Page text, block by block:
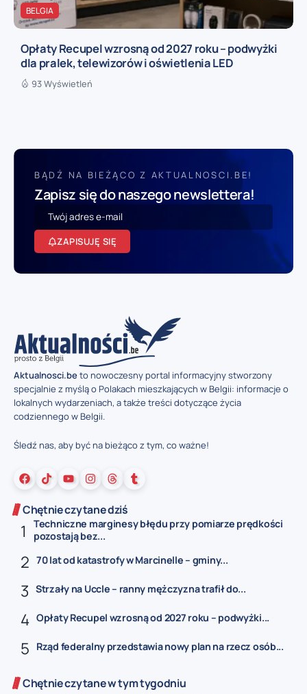
BELGIA
Opłaty Recupel wzrosną od 2027 roku – podwyżki
dla pralek, telewizorów i oświetlenia LED
93 Wyświetleń
BĄDŹ NA BIEŻĄCO Z AKTUALNOSCI.BE!
Zapisz się do naszego newslettera!
ZAPISUJĘ SIĘ
Aktualnosci.beto nowoczesny portal informacyjny stworzony
specjalnie z myślą o Polakach mieszkających w Belgii: informacje o
lokalnych wydarzeniach, a także treści dotyczące życia
codziennego w Belgii.
Śledź nas, aby być na bieżąco z tym, co ważne!
Chętnie czytane dziś
Techniczne marginesy błędu przy pomiarze prędkości
pozostają bez...
70 lat od katastrofy w Marcinelle – gminy...
Strzały na Uccle – ranny mężczyzna trafił do...
Opłaty Recupel wzrosną od 2027 roku – podwyżki...
Rząd federalny przedstawia nowy plan na rzecz osób...
Chętnie czytane w tym tygodniu